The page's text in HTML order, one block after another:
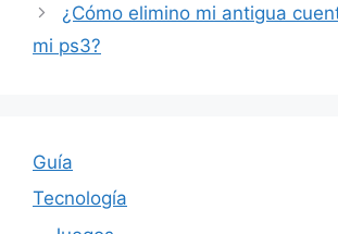
¿Cómo elimino mi antigua
mi ps3?
Guía
Tecnología